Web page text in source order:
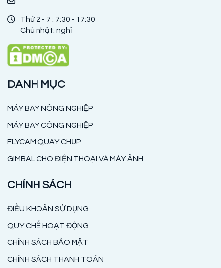
Thứ 2 - 7 : 7:30 - 17:30
Chủ nhật: nghỉ
DANH MỤC
MÁY BAY NÔNG NGHIỆP
MÁY BAY CÔNG NGHIỆP
FLYCAM QUAY CHỤP
GIMBAL CHO ĐIỆN THOẠI VÀ MÁY ẢNH
CHÍNH SÁCH
ĐIỀU KHOẢN SỬ DỤNG
QUY CHẾ HOẠT ĐỘNG
CHÍNH SÁCH BẢO MẬT
CHÍNH SÁCH THANH TOÁN